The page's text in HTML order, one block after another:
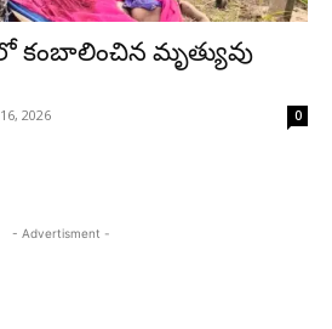
కంబాలించిన మృత్యువు
2026 0
- Advertisment -